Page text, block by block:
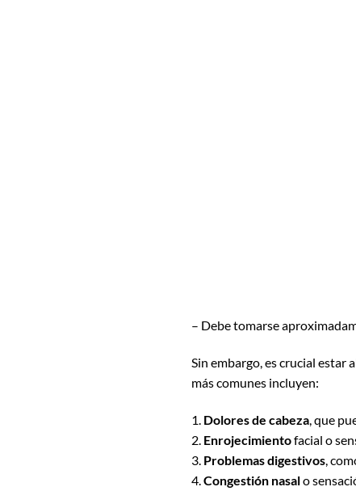
– Debe tomarse
Sin embargo, es crucial estar
más comunes incluyen:
1. Dolores de cabeza, que
2. Enrojecimientofacial o
3. Problemas digestivos,
4.Congestión nasalo